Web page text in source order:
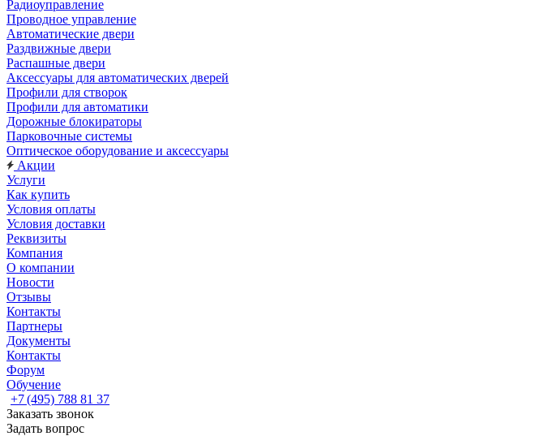
Радиоуправление
Проводное управление
Автоматические двери
Раздвижные двери
Распашные двери
Аксессуары для автоматических дверей
Профили для створок
Профили для автоматики
Дорожные блокираторы
Парковочные системы
Оптическое оборудование и аксессуары
Акции
Услуги
Как купить
Условия оплаты
Условия доставки
Реквизиты
Компания
О компании
Новости
Отзывы
Контакты
Партнеры
Документы
Контакты
Форум
Обучение
+7 (495) 788 81 37
Заказать звонок
Задать вопрос